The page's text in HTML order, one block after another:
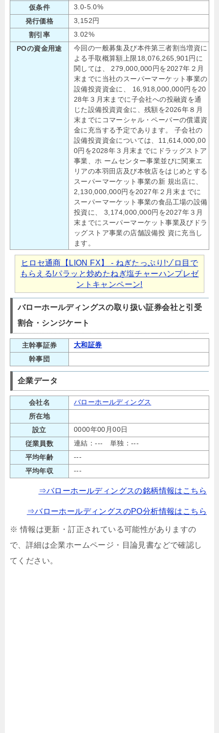
仮条件
3.0-5.0%
発行価格
3,152円
割引率
3.02%
POの資金用途
今回の一般募集及び本件第三者割当増資に
よる手取概算額上限18,076,265,901円に
関しては、 279,000,000円を2027年２月
末までに当社のスーパーマーケット事業の
設備投資資金に、 16,918,000,000円を20
28年３月末までに子会社への投融資を通
じた設備投資資金に、残額を2026年８月
末までにコマーシャル・ペーパーの償還資
金に充当する予定であります。 子会社の
設備投資資金については、11,614,000,00
0円を2028年３月末までにドラッグストア
事業、ホ ームセンター事業並びに関東エ
リアの本羽田店及び本牧店をはじめとする
スーパーマーケット事業の新 規出店に、
2,130,000,000円を2027年２月末までに
スーパーマーケット事業の食品工場の設備
投資に、 3,174,000,000円を2027年３月
末までにスーパーマーケット事業及びドラ
ッグストア事業の店舗設備投 資に充当し
ます。
ヒロセ通商【LION FX】 - ねぎたっぷり!ゾロ目で
もらえる!パラッと炒めたねぎ塩チャーハンプレゼ
ントキャンペーン!
バローホールディングスの取り扱い証券会社と引受
割合・シンジケート
主幹事証券
大和証券
幹事団
企業データ
会社名
バローホールディングス
所在地
設立
0000年00月00日
従業員数
連結：--- 単独：---
平均年齢
---
平均年収
---
⇒バローホールディングスの銘柄情報はこちら
⇒バローホールディングスのPO分析情報はこちら
※ 情報は更新・訂正されている可能性がありますの
で、詳細は企業ホームページ・目論見書などで確認し
てください。